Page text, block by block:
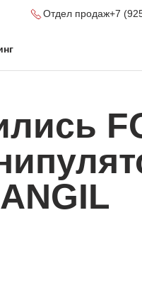
Отдел продаж+7